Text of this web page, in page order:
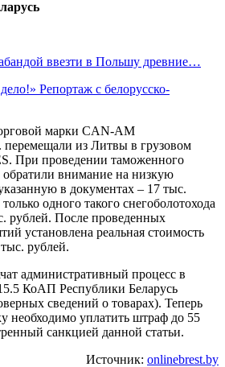
ввезти в Польшу древние…
Репортаж с белорусско-
марки CAN-AM
из Литвы в грузовом
При проведении таможенного
внимание на низкую
в документах – 17 тыс.
одного такого снегоболотохода
рублей. После проведенных
установлена реальная стоимость
рублей.
административный процесс в
КоАП Республики Беларусь
сведений о товарах). Теперь
необходимо уплатить штраф до 55
санкцией данной статьи.
Источник: onlinebrest.by